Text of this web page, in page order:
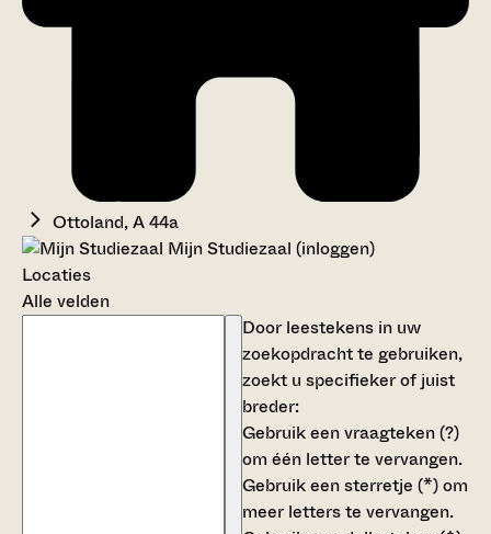
Ottoland, A 44a
Mijn Studiezaal (inloggen)
Locaties
Alle velden
Door leestekens in uw
zoekopdracht te gebruiken,
zoekt u specifieker of juist
breder:
Gebruik eenvraagteken (?)
om één letter te vervangen.
Gebruik eensterretje (*)om
meer letters te vervangen.